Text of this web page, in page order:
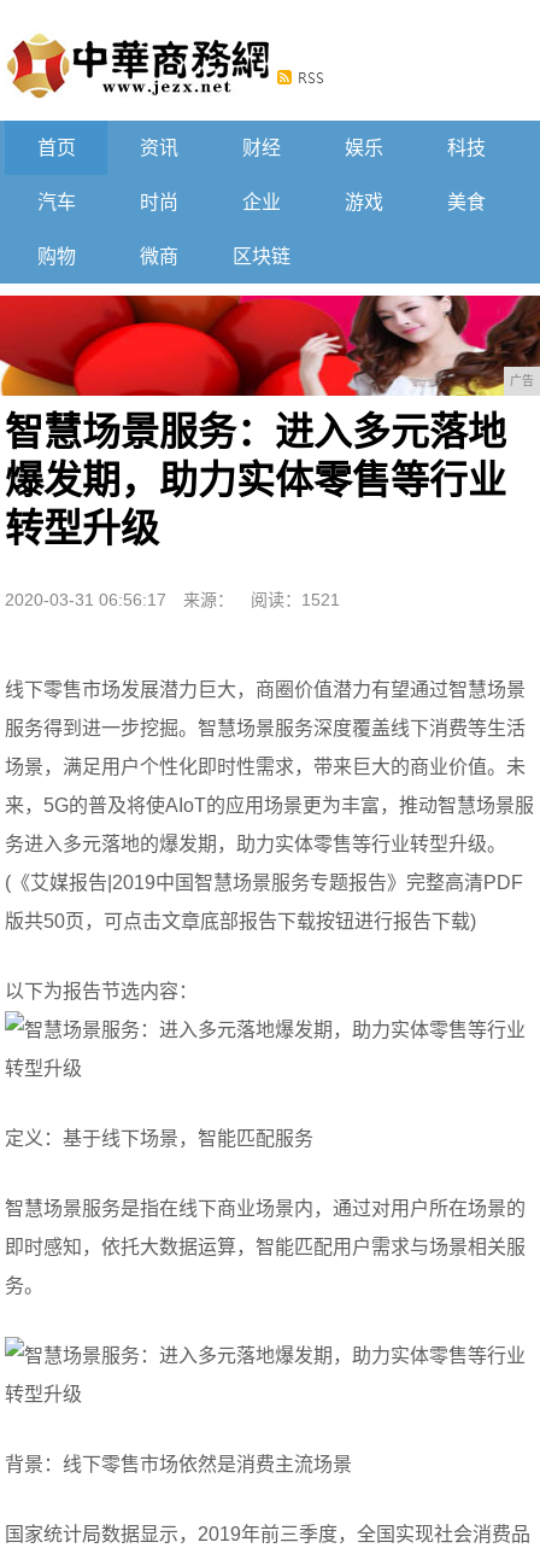
首页 资讯 财经 娱乐 科技
汽车 时尚 企业 游戏 美食
购物 微商 区块链
广告
智慧场景服务：进入多元落地
爆发期，助力实体零售等行业
转型升级
2020-03-31 06:56:17 来源： 阅读：1521
线下零售市场发展潜力巨大，商圈价值潜力有望通过智慧场景
服务得到进一步挖掘。智慧场景服务深度覆盖线下消费等生活
场景，满足用户个性化即时性需求，带来巨大的商业价值。未
来，5G的普及将使AIoT的应用场景更为丰富，推动智慧场景服
务进入多元落地的爆发期，助力实体零售等行业转型升级。
(《艾媒报告|2019中国智慧场景服务专题报告》完整高清PDF
版共50页，可点击文章底部报告下载按钮进行报告下载)
以下为报告节选内容：
定义：基于线下场景，智能匹配服务
智慧场景服务是指在线下商业场景内，通过对用户所在场景的
即时感知，依托大数据运算，智能匹配用户需求与场景相关服
务。
背景：线下零售市场依然是消费主流场景
国家统计局数据显示，2019年前三季度，全国实现社会消费品